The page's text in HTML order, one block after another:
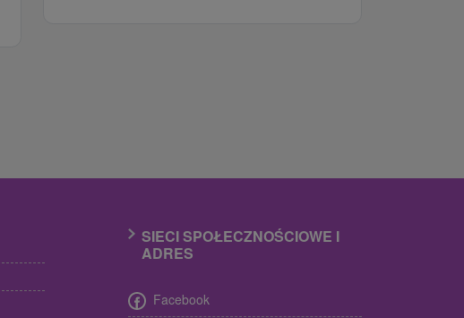
SIECI SPOŁECZNOŚCIOWE I
ADRES
Facebook